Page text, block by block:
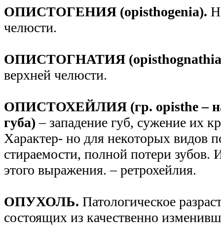
ОПИСТОГЕНИЯ (opisthogenia).
челюсти.
ОПИСТОГНАТИЯ
верхней челюсти.
ОПИСТОХЕЙЛИЯ (гр. opisthe –
губа)– западение губ, сужение их
Характер- но для некоторых видов
стираемости, полной потери зубов.
этого выражения. – ретрохейлия.
ОПУХОЛЬ. Патологическое
состоящих из качественно